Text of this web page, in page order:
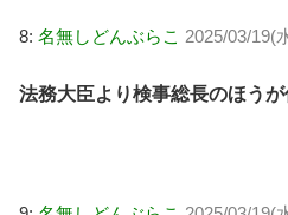
8: 名無しどんぶらこ 2025/03/19(
法務大臣より検事総長のほう